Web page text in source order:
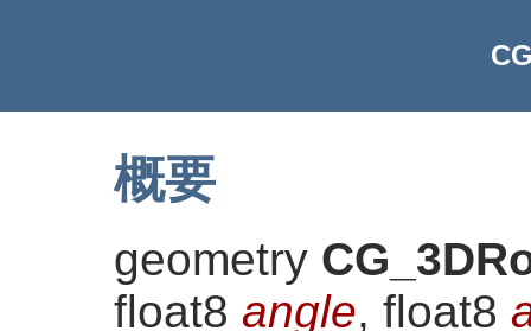
概要
geometry
float8 angle, float8